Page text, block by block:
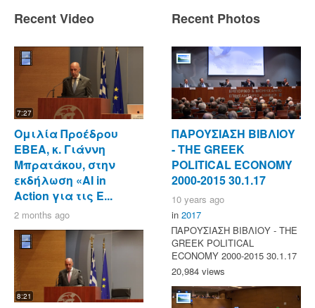
Recent Video
7:27
Ομιλία Προέδρου
ΕΒΕΑ, κ. Γιάννη
Μπρατάκου, στην
εκδήλωση «AI in
Action για τις Ε...
2 months ago
8:21
Recent Photos
ΠΑΡΟΥΣΙΑΣΗ ΒΙΒΛΙΟΥ
- ΤΗΕ GREEK
POLITICAL ECONOMY
2000-2015 30.1.17
10 years ago
in 2017
ΠΑΡΟΥΣΙΑΣΗ ΒΙΒΛΙΟΥ - ΤΗΕ
GREEK POLITICAL
ECONOMY 2000-2015 30.1.17
20,984 views